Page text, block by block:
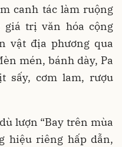
canh tác làm ruộng
giá trị văn hóa cộng
vật địa phương qua
mén, bánh dày, Pa
sấy, cơm lam, rượu
lượn “Bay trên mùa
hiệu riêng hấp dẫn,